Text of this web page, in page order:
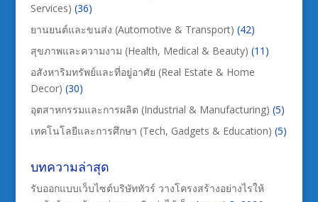
Services) (36)
ยานยนต์และขนส่ง (Automotive & Transport) (42)
สุขภาพและความงาม (Health, Medical & Beauty) (11)
อสังหาริมทรัพย์และที่อยู่อาศัย (Real Estate & Home
Decor) (30)
อุตสาหกรรมและการผลิต (Industrial & Manufacturing) (5)
เทคโนโลยีและการศึกษา (Tech, Gadgets & Education) (5)
บทความล่าสุด
รับออกแบบเว็บไซต์บริษัททัวร์ วางโครงสร้างอย่างไรให้